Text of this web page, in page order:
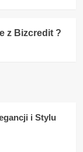
z Bizcredit ?
i Stylu